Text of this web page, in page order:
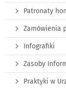
Patronaty
Zamówienia
Infografiki
Zasoby
Praktyki w